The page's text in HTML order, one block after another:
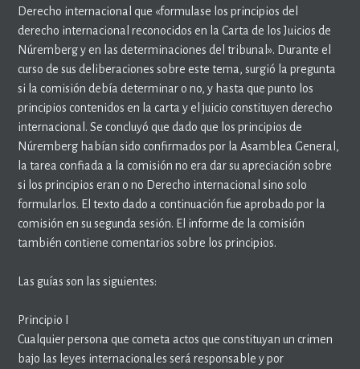
Derecho internacional que «formulase los principios del
derecho internacional reconocidos en la Carta de los Juicios de
Núremberg y en las determinaciones del tribunal». Durante el
curso de sus deliberaciones sobre este tema, surgió la pregunta
si la comisión debía determinar o no, y hasta que punto los
principios contenidos en la carta y el juicio constituyen derecho
internacional. Se concluyó que dado que los principios de
Núremberg habían sido confirmados por la Asamblea General,
la tarea confiada a la comisión no era dar su apreciación sobre
si los principios eran o no Derecho internacional sino solo
formularlos. El texto dado a continuación fue aprobado por la
comisión en su segunda sesión. El informe de la comisión
también contiene comentarios sobre los principios.
Las guías son las siguientes:
Principio I
Cualquier persona que cometa actos que constituyan un crimen
bajo las leyes internacionales será responsable y por